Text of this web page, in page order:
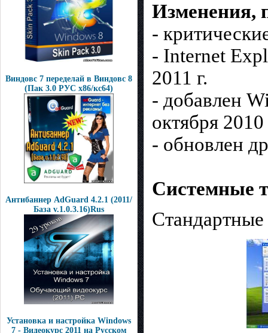
Виндовс 7 переделай в Виндовс 8
(Пак 3.0 РУС х86/кс64)
Антибаннер AdGuard 4.2.1 (2011/
База v.1.0.3.16)Rus
Установка и настройка Windows
7 - Видеокурс 2011 на Русском
Изменения,
-
- Internet
2011 г.
- добавлен
октября 2010
- обновлен
Системные